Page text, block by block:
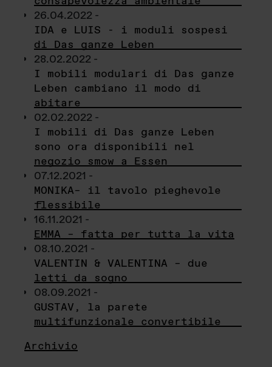
26.04.2022 -
IDA e LUIS - i moduli sospesi
di Das ganze Leben
28.02.2022 -
I mobili modulari di Das ganze
Leben cambiano il modo di
abitare
02.02.2022 -
I mobili di Das ganze Leben
sono ora disponibili nel
negozio smow a Essen
07.12.2021 -
MONIKA– il tavolo pieghevole
flessibile
16.11.2021 -
EMMA – fatta per tutta la vita
08.10.2021 -
VALENTIN & VALENTINA – due
letti da sogno
08.09.2021 -
GUSTAV, la parete
multifunzionale convertibile
Archivio